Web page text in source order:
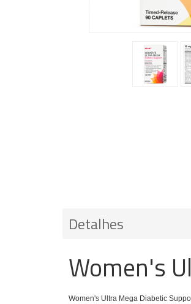
Detalhes
Women's
Women's Ultra Mega Diabetic